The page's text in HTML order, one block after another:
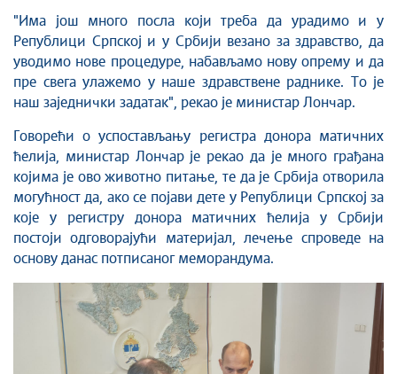
"Има још много посла који треба да урадимо и у
Републици Српској и у Србији везано за здравство, да
уводимо нове процедуре, набављамо нову опрему и да
пре свега улажемо у наше здравствене раднике. То је
наш заједнички задатак", рекао је министар Лончар.
Говорећи о успостављању регистра донора матичних
ћелија, министар Лончар је рекао да је много грађана
којима је ово животно питање, те да је Србија отворила
могућност да, ако се појави дете у Републици Српској за
које у регистру донора матичних ћелија у Србији
постоји одговорајући материјал, лечење спроведе на
основу данас потписаног меморандума.